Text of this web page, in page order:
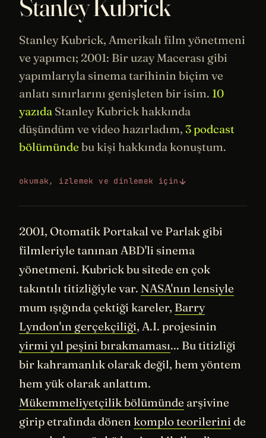
Stanley Kubrick
Stanley Kubrick, Amerikalı film yönetmeni
ve yapımcı; 2001: BiruzayMacerası gibi
yapımlarıyla sinematarihinin biçim ve
anlatı sınırlarını genişleten bir isim. 10
yazıda Stanley Kubrick hakkında
düşündüm ve video hazırladım, 3 podcast
bölümünde bu kişi hakkında konuştum.
okumak, izlemek ve dinlemek için
2001, Otomatik Portakal ve Parlak gibi
filmleriyle tanınan ABD'li sinema
yönetmeni. Kubrick bu sitede en çok
takıntılı titizliğiyle var. NASA'nın lensiyle
mum ışığında çektiği kareler, Barry
Lyndon'ın gerçekçiliği, A.I. projesinin
yirmi yıl peşini bırakmaması... Bu titizliği
bir kahramanlık olarak değil, hem yöntem
hem yük olarak anlattım.
Mükemmeliyetçilik bölümünde arşivine
girip etrafında dönen komplo teorilerini de